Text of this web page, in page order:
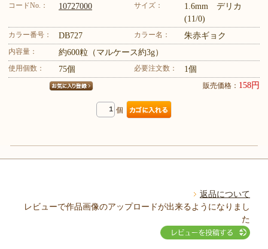
コードNo.： 10727000 サイズ：
1.6mm デリカ
(11/0)
カラー番号： DB727 カラー名： 朱赤ギョク
内容量： 約600粒（マルケース約3g）
使用個数： 75個 必要注文数： 1個
販売価格： 158円
個
返品について
レビューで作品画像のアップロードが出来るようになりまし
た